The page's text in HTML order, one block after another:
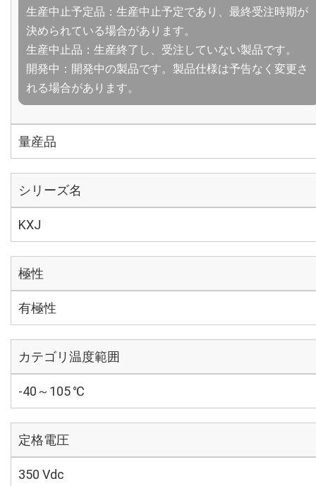
生産中止予定品：生産中止予定であり、最終受注時期が
決められている場合があります。
生産中止品：生産終了し、受注していない製品です。
開発中：開発中の製品です。製品仕様は予告なく変更さ
れる場合があります。
量産品
シリーズ名
KXJ
極性
有極性
カテゴリ温度範囲
-40～105 ℃
定格電圧
350 Vdc